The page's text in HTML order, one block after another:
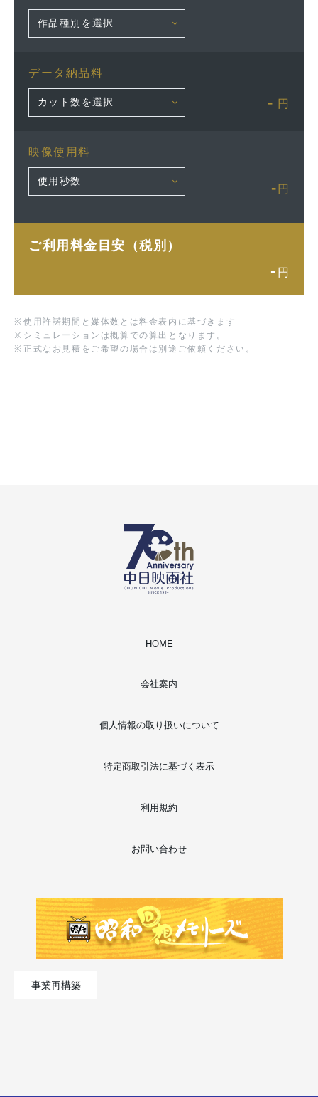
データ納品料
- 円
映像使用料
- 円
ご利用料金目安（税別）
- 円
※ 使用許諾期間と媒体数とは料金表内に基づきます
※ シミュレーションは概算での算出となります。
※ 正式なお見積をご希望の場合は別途ご依頼ください。
HOME
会社案内
個人情報の取り扱いについて
特定商取引法に基づく表示
利用規約
お問い合わせ
事業再構築